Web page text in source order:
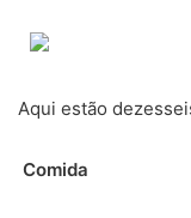
Aqui estão
Comida